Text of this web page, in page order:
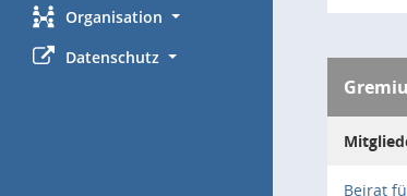
Organisation
Datenschutz
Beirat